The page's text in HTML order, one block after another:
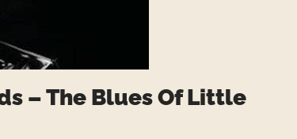
– The Blues Of Little